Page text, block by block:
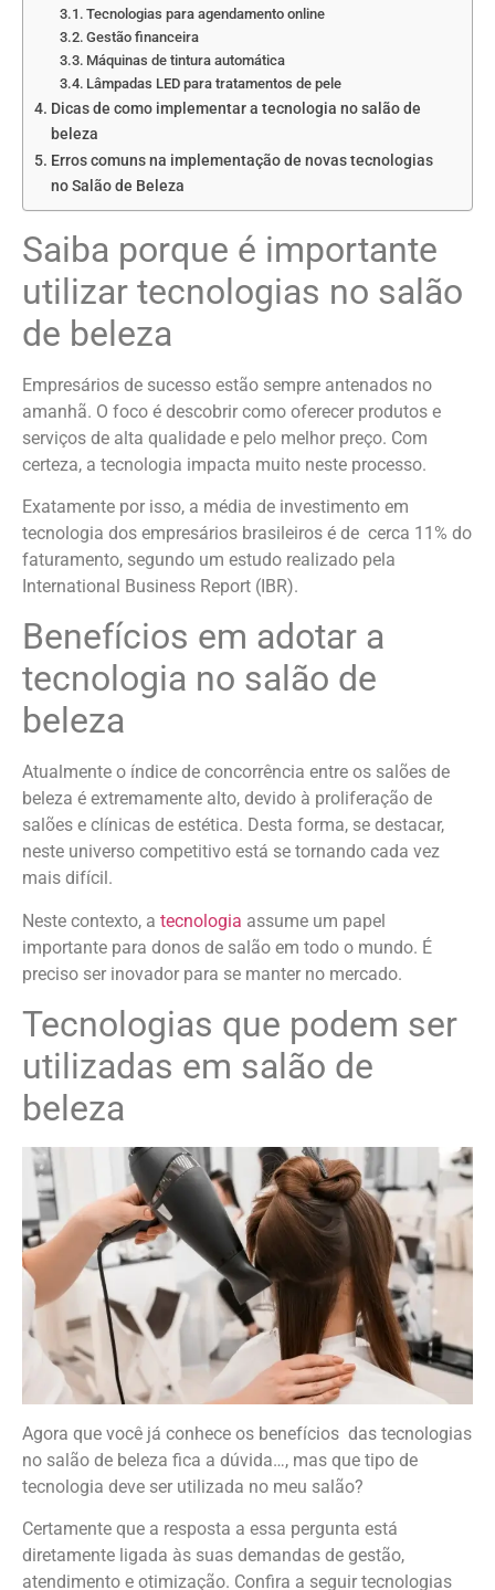
Tecnologias para agendamento online
Gestão financeira
Máquinas de tintura automática
Lâmpadas LED para tratamentos de pele
Dicas de como implementar a tecnologia no salão de
beleza
Erros comuns na implementação de novas tecnologias
no Salão de Beleza
Saiba porque é importante
utilizar tecnologias no salão
de beleza
Empresários de sucesso estão sempre antenados no
amanhã. O foco é descobrir como oferecer produtos e
serviços de alta qualidade e pelo melhor preço. Com
certeza, a tecnologia impacta muito neste processo.
Exatamente por isso, a média de investimento em
tecnologia dos empresários brasileiros é de cerca 11% do
faturamento, segundo um estudo realizado pela
International Business Report (IBR).
Benefícios em adotar a
tecnologia no salão de
beleza
Atualmente o índice de concorrência entre os salões de
beleza é extremamente alto, devido à proliferação de
salões e clínicas de estética. Desta forma, se destacar,
neste universo competitivo está se tornando cada vez
mais difícil.
Neste contexto, a tecnologia assume um papel
importante para donos de salão em todo o mundo. É
preciso ser inovador para se manter no mercado.
Tecnologias que podem ser
utilizadas em salão de
beleza
Agora que você já conhece os benefícios das tecnologias
no salão de beleza fica a dúvida…, mas que tipo de
tecnologia deve ser utilizada no meu salão?
Certamente que a resposta a essa pergunta está
diretamente ligada às suas demandas de gestão,
atendimento e otimização. Confira a seguir tecnologias